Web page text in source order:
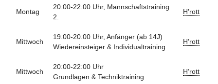
Montag
20:00-22:00 Uhr, Mannschaftstraining
2.
H’rott
Mittwoch
19:00-20:00 Uhr, Anfänger (ab 14J)
Wiedereinsteiger & Individualtraining
H’rott
Mittwoch
20:00-22:00 Uhr
Grundlagen & Techniktraining
H’rott